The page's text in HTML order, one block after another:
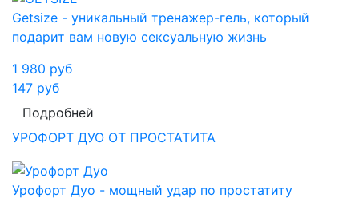
Getsize - уникальный тренажер-гель, который
подарит вам новую сексуальную жизнь
1 980 руб
147 руб
Подробней
УРОФОРТ ДУО ОТ ПРОСТАТИТА
Урофорт Дуо - мощный удар по простатиту